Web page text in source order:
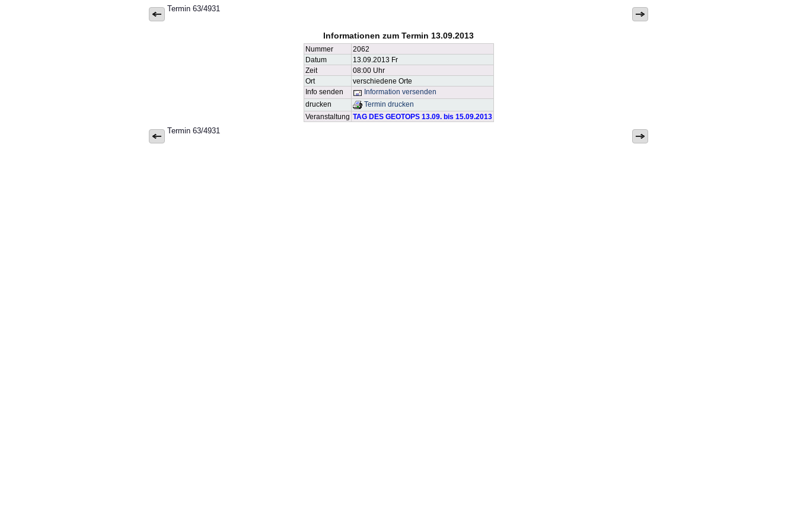
Termin 63/4931
Informationen zum Termin 13.09.2013
Nummer
2062
Datum
13.09.2013 Fr
Zeit
08:00 Uhr
Ort
verschiedene Orte
Info senden
Information versenden
drucken
Termin drucken
Veranstaltung TAG DES GEOTOPS 13.09. bis 15.09.2013
Termin 63/4931